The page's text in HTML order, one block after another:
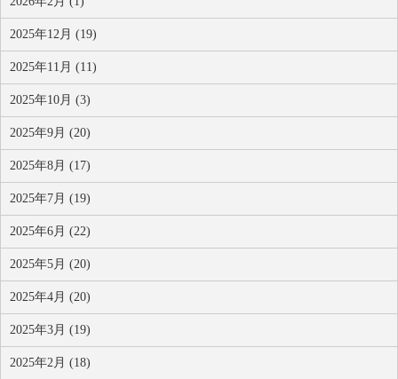
2025年12月 (19)
2025年11月 (11)
2025年10月 (3)
2025年9月 (20)
2025年8月 (17)
2025年7月 (19)
2025年6月 (22)
2025年5月 (20)
2025年4月 (20)
2025年3月 (19)
2025年2月 (18)